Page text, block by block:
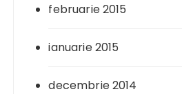
februarie 2015
ianuarie 2015
decembrie 2014